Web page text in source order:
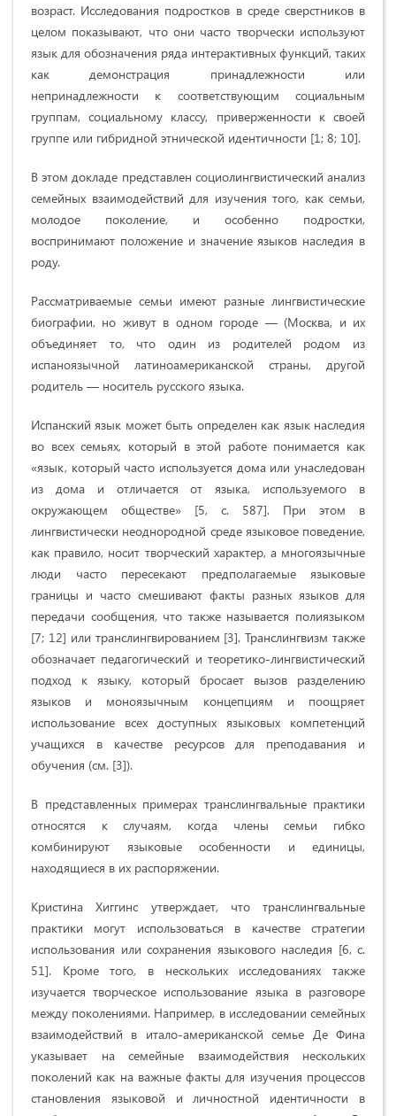
возраст. Исследования подростков в среде сверстников в
целом показывают, что они часто творчески используют
язык для обозначения ряда интерактивных функций, таких
как демонстрация принадлежности или
непринадлежности к соответствующим социальным
группам, социальному классу, приверженности к своей
группе или гибридной этнической идентичности [1; 8; 10].
В этом докладе представлен социолингвистический анализ
семейных взаимодействий для изучения того, как семьи,
молодое поколение, и особенно подростки,
воспринимают положение и значение языков наследия в
роду.
Рассматриваемые семьи имеют разные лингвистические
биографии, но живут в одном городе — (Москва, и их
объединяет то, что один из родителей родом из
испаноязычной латиноамериканской страны, другой
родитель — носитель русского языка.
Испанский язык может быть определен как язык наследия
во всех семьях, который в этой работе понимается как
«язык, который часто используется дома или унаследован
из дома и отличается от языка, используемого в
окружающем обществе» [5, c. 587]. При этом в
лингвистически неоднородной среде языковое поведение,
как правило, носит творческий характер, а многоязычные
люди часто пересекают предполагаемые языковые
границы и часто смешивают факты разных языков для
передачи сообщения, что также называется полиязыком
[7; 12] или транслингвированием [3]. Транслингвизм также
обозначает педагогический и теоретико-лингвистический
подход к языку, который бросает вызов разделению
языков и моноязычным концепциям и поощряет
использование всех доступных языковых компетенций
учащихся в качестве ресурсов для преподавания и
обучения (см. [3]).
В представленных примерах транслингвальные практики
относятся к случаям, когда члены семьи гибко
комбинируют языковые особенности и единицы,
находящиеся в их распоряжении.
Кристина Хиггинс утверждает, что транслингвальные
практики могут использоваться в качестве стратегии
использования или сохранения языкового наследия [6, c.
51]. Кроме того, в нескольких исследованиях также
изучается творческое использование языка в разговоре
между поколениями. Например, в исследовании семейных
взаимодействий в итало-американской семье Де Фина
указывает на семейные взаимодействия нескольких
поколений как на важные факты для изучения процессов
становления языковой и личностной идентичности в